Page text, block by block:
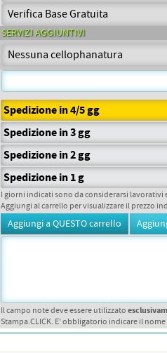
SERVIZI AGGIUNTIVI
Spedizione in 4/5 gg
Spedizione in 3 gg
Spedizione in 2 gg
Spedizione in 1 g
I giorni indicati sono da considerarsi
Aggiungi al carrello per visualizzare il prezzo
Il campo note deve essere utilizzato
Stampa.CLICK. E' obbligatorio indicare il